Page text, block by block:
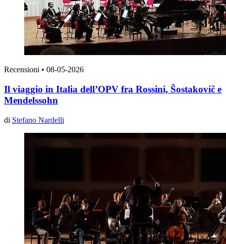
Recensioni • 08-05-2026
Il viaggio in Italia dell’OPV fra Rossini, Šostakovič e
Mendelssohn
di Stefano Nardelli